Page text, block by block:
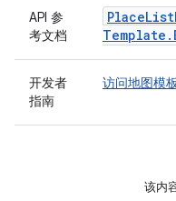
API 参
考文档
PlaceList
Template .
开发者
指南
访问地图模板
该内